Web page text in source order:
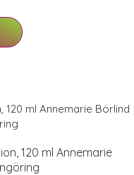
120 ml Annemarie